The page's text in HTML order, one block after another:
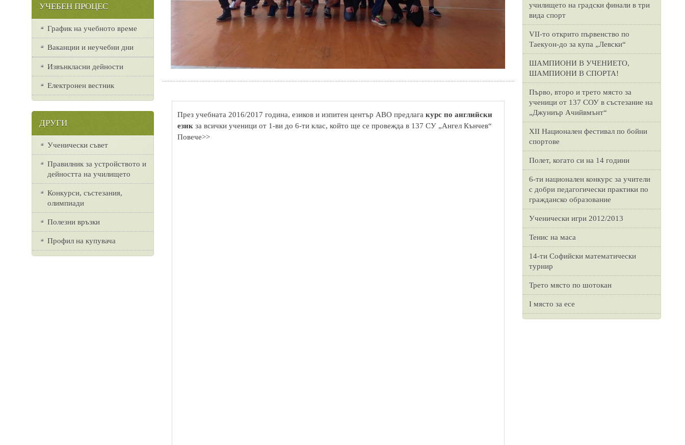
През учебната 2016/2017 година, езиков и изпитен център АВО предлага курс по английски
език за всички ученици от 1-ви до 6-ти клас, който ще се провежда в 137 СУ „Ангел Кънчев“
Повече>>
УЧЕБЕН ПРОЦЕС
График на учебното време
Ваканции и неучебни дни
Извънкласни дейности
Електронен вестник
ДРУГИ
Ученически съвет
Правилник за устройството и
дейността на училището
Конкурси, състезания,
олимпиади
Полезни връзки
Профил на купувача
училището на градски финали в три
вида спорт
VII-то открито първенство по
Таекуон-до за купа „Левски“
ШАМПИОНИ В УЧЕНИЕТО,
ШАМПИОНИ В СПОРТА!
Първо, второ и трето място за
ученици от 137 СОУ в състезание на
„Джуниър Ачийвмънт“
XII Национален фестивал по бойни
спортове
Полет, когато си на 14 години
6-ти национален конкурс за учители
с добри педагогически практики по
гражданско образование
Ученически игри 2012/2013
Тенис на маса
14-ти Софийски математически
турнир
Трето място по шотокан
I място за есе